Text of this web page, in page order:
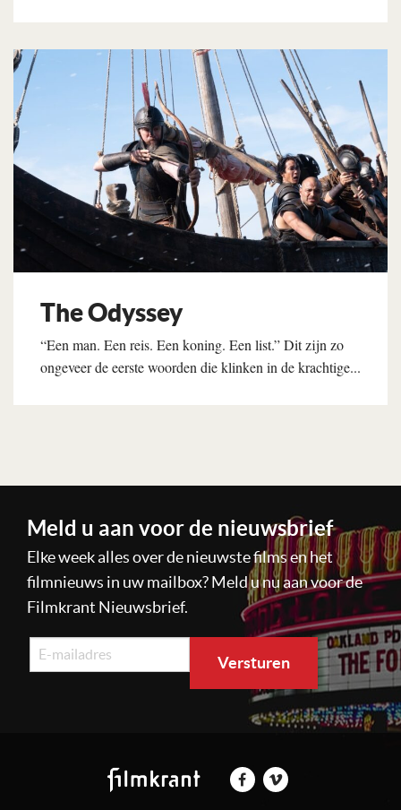
Lees verder
The Odyssey
“Een man. Een reis. Een koning. Een list.” Dit zijn zo
ongeveer de eerste woorden die klinken in de krachtige...
Meld u aan voor de nieuwsbrief
Elke week alles over de nieuwste films en het
filmnieuws in uw mailbox? Meld u nu aan voor de
Filmkrant Nieuwsbrief.